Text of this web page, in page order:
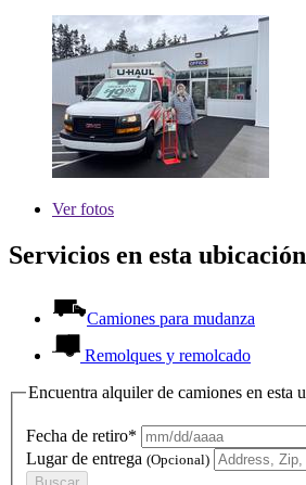
Verfotos
Servicios en esta
Camiones para mudanza
Remolques y remolcado
Encuentra alquiler de camiones en esta
Fecha de retiro*
Lugar de entrega (Opcional)